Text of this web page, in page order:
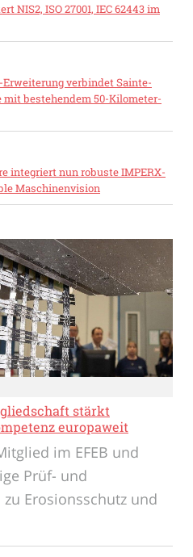
NIS2, ISO 27001, IEC 62443 im
Erweiterung verbindet Sainte-
bestehendem 50-Kilometer-
integriert nun robuste IMPERX-
Maschinenvision
stärkt
europaweit
im EFEB und
Prüf- und
Erosionsschutz und